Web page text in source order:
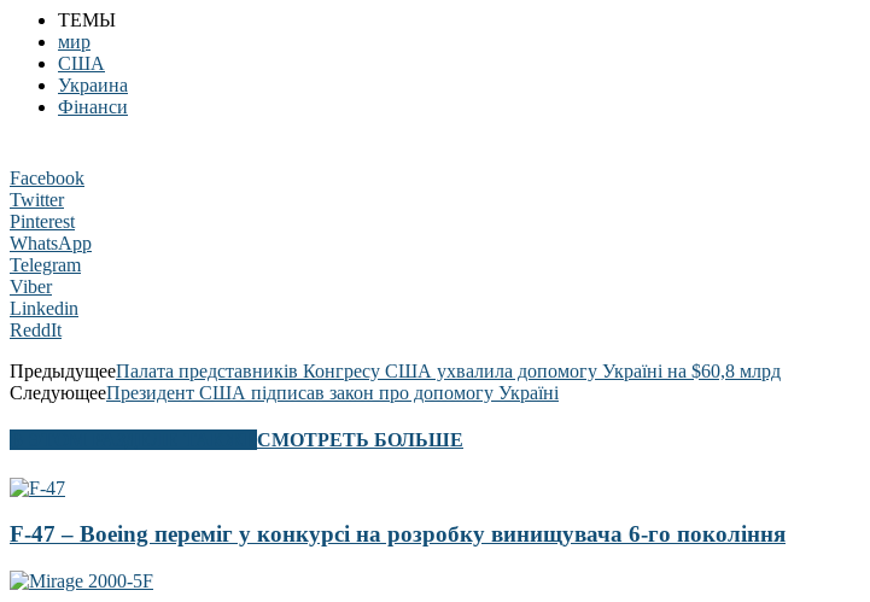
ТЕМЫ
мир
США
Украина
Фінанси
Facebook
Twitter
Pinterest
WhatsApp
Telegram
Viber
Linkedin
ReddIt
ПредыдущееПалата представників Конгресу США ухвалила допомогу Україні на $60,8 млрд
СледующееПрезидент США підписав закон про допомогу Україні
СМОТРЕТЬ БОЛЬШЕ
F-47 – Boeing переміг у конкурсі на розробку винищувача 6-го покоління